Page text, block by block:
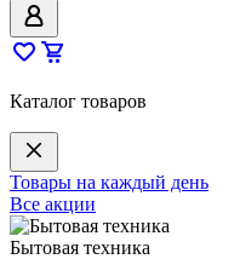
Каталог товаров
Товары на каждый день
Все акции
Бытовая техника